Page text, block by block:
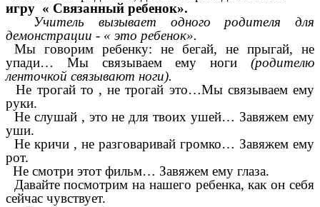
игру « Связанный ребенок».
Учитель вызывает одного родителя для
демонстрации - « это ребенок».
Мы говорим ребенку: не бегай, не прыгай, не
упади… Мы связываем ему ноги (родителю
ленточкой связывают ноги).
Не трогай то , не трогай это…Мы связываем ему
руки.
Не слушай , это не для твоих ушей… Завяжем ему
уши.
Не кричи , не разговаривай громко… Завяжем ему
рот.
Не смотри этот фильм… Завяжем ему глаза.
Давайте посмотрим на нашего ребенка, как он себя
сейчас чувствует.